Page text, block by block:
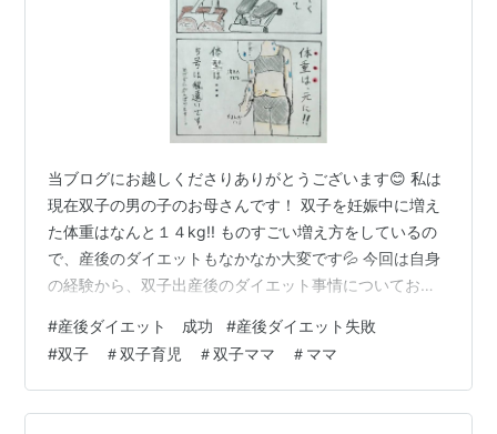
当ブログにお越しくださりありがとうございます😊 私は
現在双子の男の子のお母さんです！ 双子を妊娠中に増え
た体重はなんと１４kg!! ものすごい増え方をしているの
で、産後のダイエットもなかなか大変です💦 今回は自身
の経験から、双子出産後のダイエット事情についてお話
エットの実行内容 ３．継続のコツ １.即運動できる環境
を整える 2.食事制限は無理のない範囲で行う。 3.実行で
きない時の救済措置を考えておく(if thanルールの活用)
4.まとめ １．出産直後の体の状態 私は妊娠中に１４㎏も
#産後ダイエット 成功 #産後ダイエット失敗
#双子 ＃双子育児 ＃双子ママ ＃ママ